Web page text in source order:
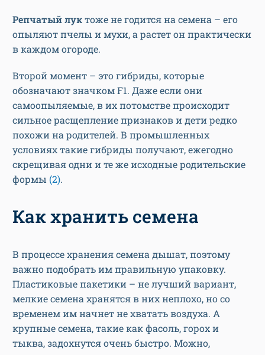
Репчатый луктоже не годится на семена – его
опыляют пчелы и мухи, а растет он практически
в каждом огороде.
Второй момент – это гибриды, которые
обозначают значком F1. Даже если они
самоопыляемые, в их потомстве происходит
сильное расщепление признаков и дети редко
похожи на родителей. В промышленных
условиях такие гибриды получают, ежегодно
скрещивая одни и те же исходные родительские
формы (2).
Как хранить семена
В процессе хранения семена дышат, поэтому
важно подобрать им правильную упаковку.
Пластиковые пакетики – не лучший вариант,
мелкие семена хранятся в них неплохо, но со
временем им начнет не хватать воздуха. А
крупные семена, такие как фасоль, горох и
тыква, задохнутся очень быстро. Можно,